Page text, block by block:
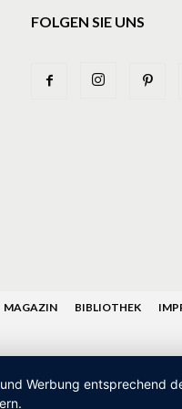
FOLGEN SIE UNS
MAGAZIN BIBLIOTHEK
Werbung entsprechend